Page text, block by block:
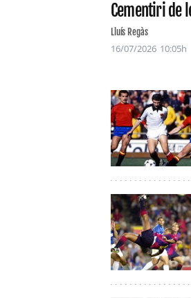
Cementiri de
Lluís Regàs
16/07/2026 10:05h